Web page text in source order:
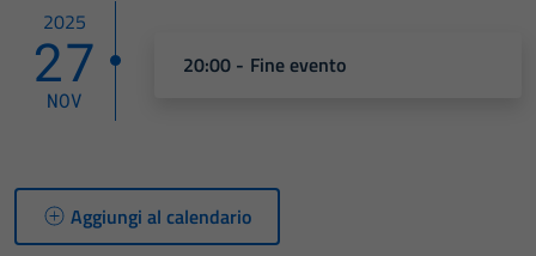
2025
27
NOV
20:00 - Fine evento
Aggiungi al calendario